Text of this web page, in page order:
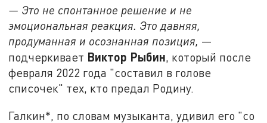
— Это не спонтанное решение и не
эмоциональная реакция. Это давняя,
продуманная и осознанная позиция, —
подчеркивает Виктор Рыбин, который после
февраля 2022 года "составил в голове
списочек" тех, кто предал Родину.
Галкин*, по словам музыканта, удивил его "со